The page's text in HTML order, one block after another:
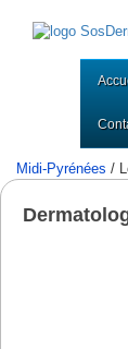
Midi-Pyrénées /